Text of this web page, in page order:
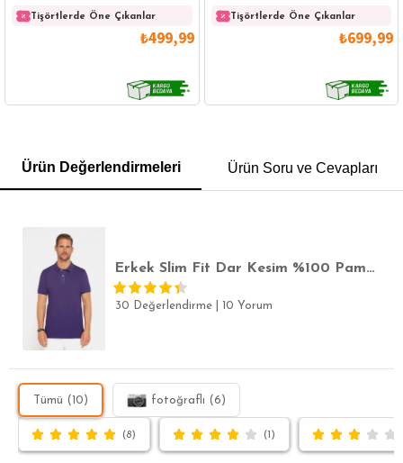
Lacivert Bisiklet Yaka Tişört
Tişörtlerde Öne Çıkanlar
₺499,99
Üzeri Siyah Çizgili Tişört
Tişörtlerde Öne Çıkanlar
₺699,99
POLO YAKA T-SHIRT KEMER BOXER
Ürün Değerlendirmeleri Ürün Soru ve Cevapları
Erkek Slim Fit Dar Kesim %100 Pamuk Düz Pike Mor Polo Yaka Tişört
30 Değerlendirme 10 Yorum
Tümü (10) fotoğraflı (6)
(8) (1)